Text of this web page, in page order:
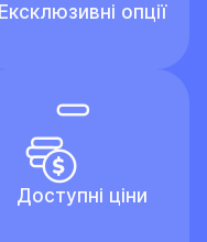
Ексклюзивні опції
Доступні ціни